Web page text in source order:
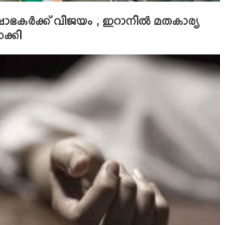
വിജയം ; ഇറാനില്‍ മതകാര്യ